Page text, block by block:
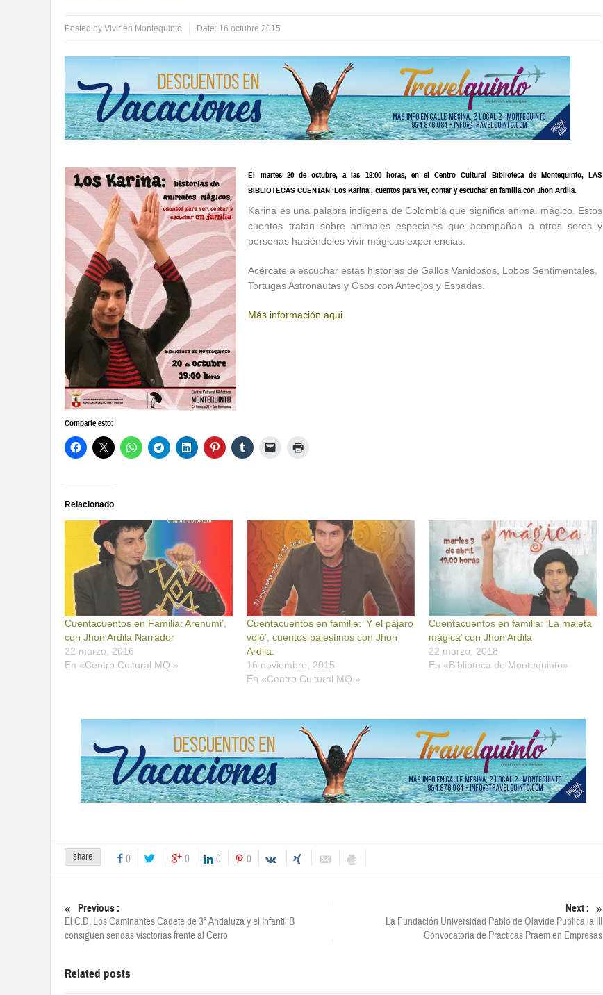
Posted by Vivir en Montequinto Date: 16 octubre 2015
El martes 20 de octubre, a las 19:00 horas, en el Centro Cultural Biblioteca de Montequinto, LAS
BIBLIOTECAS CUENTAN ‘Los Karina’, cuentos para ver, contar y escuchar en familia con Jhon Ardila.
Karina es una palabra indígena de Colombia que significa animal mágico. Estos
cuentos tratan sobre animales especiales que acompañan a otros seres y
personas haciéndoles vivir mágicas experiencias.
Acércate a escuchar estas historias de Gallos Vanidosos, Lobos Sentimentales,
Tortugas Astronautas y Osos con Anteojos y Espadas.
Más información aqui
Comparte esto:
Relacionado
Cuentacuentos en Familia: Arenumi’,
con Jhon Ardila Narrador
22 marzo, 2016
En «Centro Cultural MQ.»
Cuentacuentos en familia: ‘Y el pájaro
voló’, cuentos palestinos con Jhon
Ardila.
16 noviembre, 2015
En «Centro Cultural MQ.»
Cuentacuentos en familia: ‘La maleta
mágica’ con Jhon Ardila
22 marzo, 2018
En «Biblioteca de Montequinto»
share 0 0 0 0
Previous :
El C.D. Los Caminantes Cadete de 3ª Andaluza y el Infantil B
consiguen sendas visctorias frente al Cerro
Next :
La Fundación Universidad Pablo de Olavide Publica la III
Convocatoria de Practicas Praem en Empresas
Related posts